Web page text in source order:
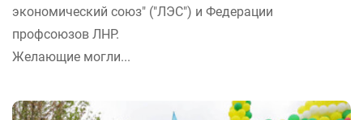
экономический союз" ("ЛЭС") и Федерации
профсоюзов ЛНР.
Желающие могли...